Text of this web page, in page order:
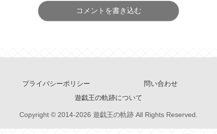
コメントを書き込む
プライバシーポリシー
問い合わせ
遊戯王の軌跡について
Copyright © 2014-2026 遊戯王の軌跡 All Rights Reserved.